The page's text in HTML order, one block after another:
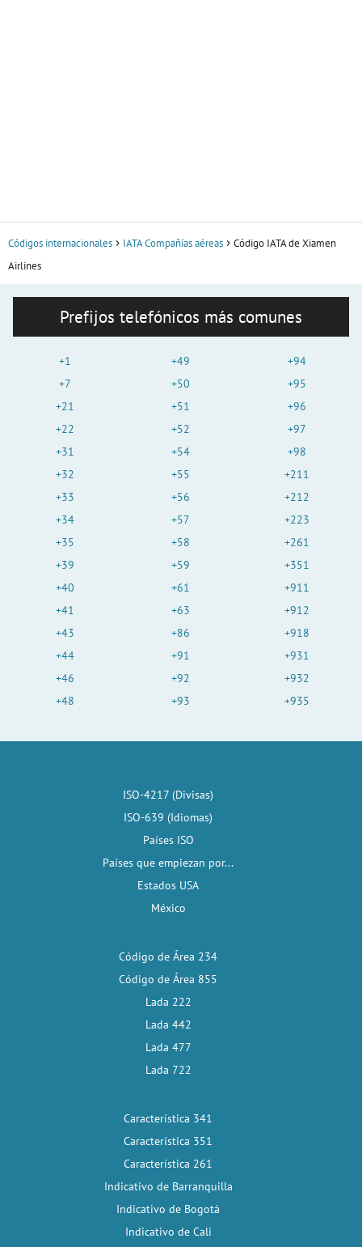
Códigos internacionales IATA Compañías aéreas
Código IATA de Xiamen
Airlines
Prefijos telefónicos más comunes
+1
+7
+21
+22
+31
+32
+33
+34
+35
+39
+40
+41
+43
+44
+46
+48
+49
+50
+51
+52
+54
+55
+56
+57
+58
+59
+61
+63
+86
+91
+92
+93
+94
+95
+96
+97
+98
+211
+212
+223
+261
+351
+911
+912
+918
+931
+932
+935
ISO-4217 (Divisas)
ISO-639 (Idiomas)
Países ISO
Países que empiezan por...
Estados USA
México
Código de Área 234
Código de Área 855
Lada 222
Lada 442
Lada 477
Lada 722
Característica 341
Característica 351
Característica 261
Indicativo de Barranquilla
Indicativo de Bogotá
Indicativo de Cali